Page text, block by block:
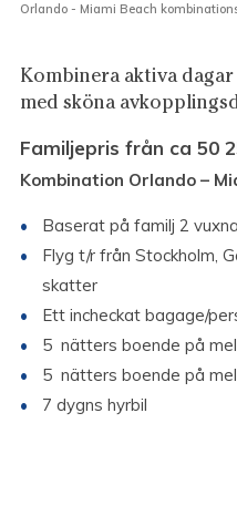
Orlando - Miami Beach
Kombinera aktiva
med sköna
Familjepris från ca 50
Kombination Orlando –
Baserat på familj 2
Flyg t/r från Stockholm,
skatter
Ett incheckat bagage/
5 nätters boende på
5 nätters boende på
7 dygns hyrbil